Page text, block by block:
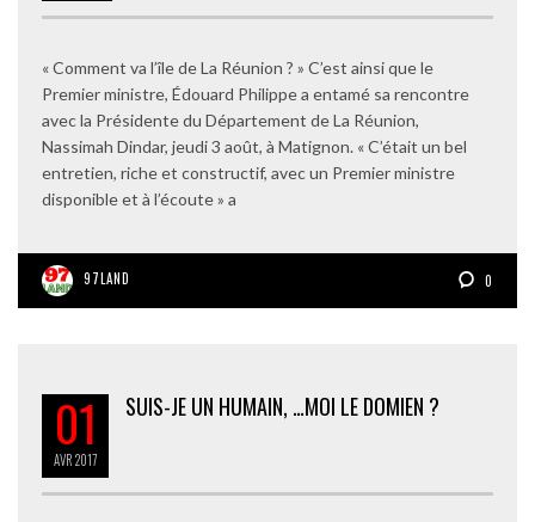
« Comment va l’île de La Réunion ? » C’est ainsi que le
Premier ministre, Édouard Philippe a entamé sa rencontre
avec la Présidente du Département de La Réunion,
Nassimah Dindar, jeudi 3 août, à Matignon. « C’était un bel
entretien, riche et constructif, avec un Premier ministre
disponible et à l’écoute » a
97LAND 0
01
AVR2017
SUIS-JE UN HUMAIN, …MOI LE DOMIEN ?